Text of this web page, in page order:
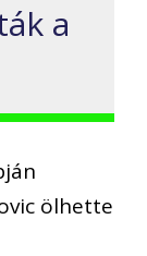
a
ölhette